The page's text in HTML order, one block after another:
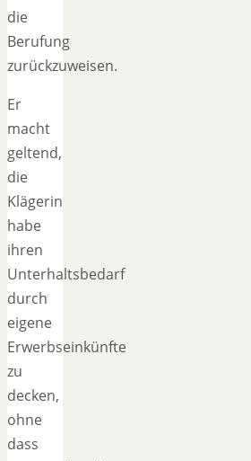
die
Berufung
zurückzuweisen.
Er
macht
geltend,
die
Klägerin
habe
ihren
Unterhaltsbedarf
durch
eigene
Erwerbseinkünfte
zu
decken,
ohne
dass